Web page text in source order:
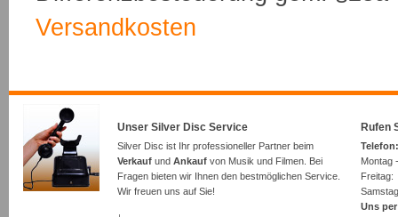
Versandkosten
Unser Silver Disc Service
Silver Disc ist Ihr professioneller Partner beim
Verkauf und Ankauf von Musik und Filmen. Bei
Fragen bieten wir Ihnen den bestmöglichen Service.
Wir freuen uns auf Sie!
Rufen
Montag
Uns